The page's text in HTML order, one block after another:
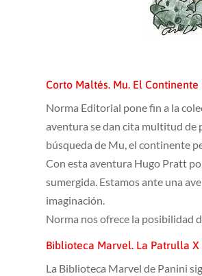
Corto Maltés. Mu. El
Norma Editorial pone fin a la
aventura se dan cita multitud de
búsqueda de Mu, el continente
Con esta aventura Hugo Pratt
sumergida. Estamos ante una
imaginación.
Norma nos ofrece la posibilidad
Biblioteca Marvel. La Patrulla X
La Biblioteca Marvel de Panini